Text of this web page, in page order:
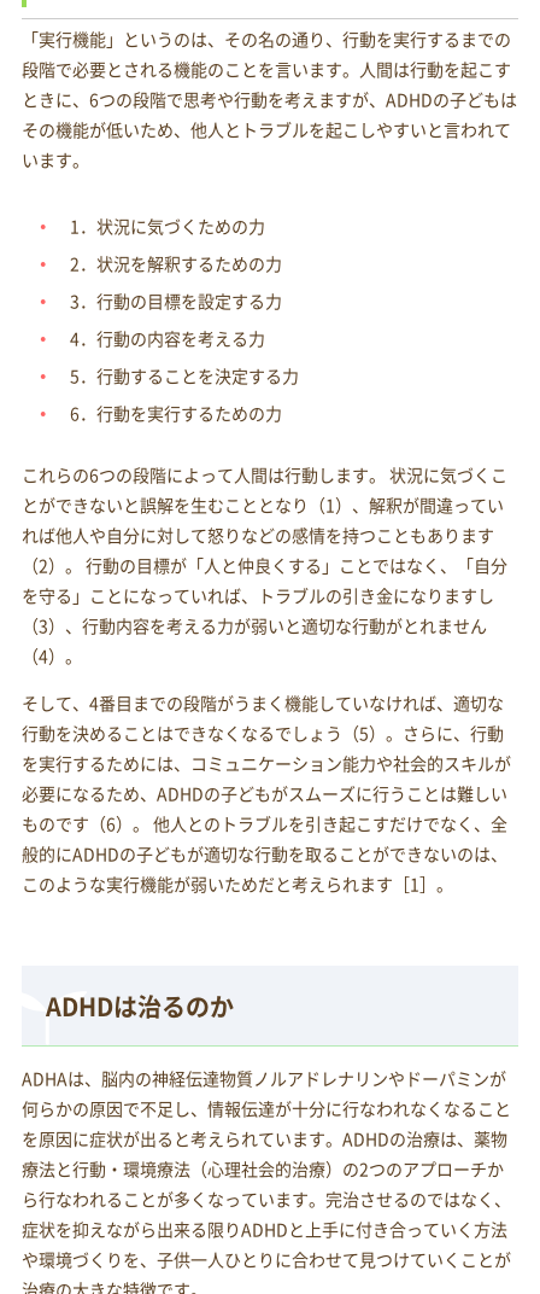
「実行機能」というのは、その名の通り、行動を実行するまでの
段階で必要とされる機能のことを言います。人間は行動を起こす
ときに、6つの段階で思考や行動を考えますが、ADHDの子どもは
その機能が低いため、他人とトラブルを起こしやすいと言われて
います。
1．状況に気づくための力
2．状況を解釈するための力
3．行動の目標を設定する力
4．行動の内容を考える力
5．行動することを決定する力
6．行動を実行するための力
これらの6つの段階によって人間は行動します。 状況に気づくこ
とができないと誤解を生むこととなり（1）、解釈が間違ってい
れば他人や自分に対して怒りなどの感情を持つこともあります
（2）。 行動の目標が「人と仲良くする」ことではなく、「自分
を守る」ことになっていれば、トラブルの引き金になりますし
（3）、行動内容を考える力が弱いと適切な行動がとれません
（4）。
そして、4番目までの段階がうまく機能していなければ、適切な
行動を決めることはできなくなるでしょう（5）。さらに、行動
を実行するためには、コミュニケーション能力や社会的スキルが
必要になるため、ADHDの子どもがスムーズに行うことは難しい
ものです（6）。 他人とのトラブルを引き起こすだけでなく、全
般的にADHDの子どもが適切な行動を取ることができないのは、
このような実行機能が弱いためだと考えられます［1］。
ADHDは治るのか
ADHAは、脳内の神経伝達物質ノルアドレナリンやドーパミンが
何らかの原因で不足し、情報伝達が十分に行なわれなくなること
を原因に症状が出ると考えられています。ADHDの治療は、薬物
療法と行動・環境療法（心理社会的治療）の2つのアプローチか
ら行なわれることが多くなっています。完治させるのではなく、
症状を抑えながら出来る限りADHDと上手に付き合っていく方法
や環境づくりを、子供一人ひとりに合わせて見つけていくことが